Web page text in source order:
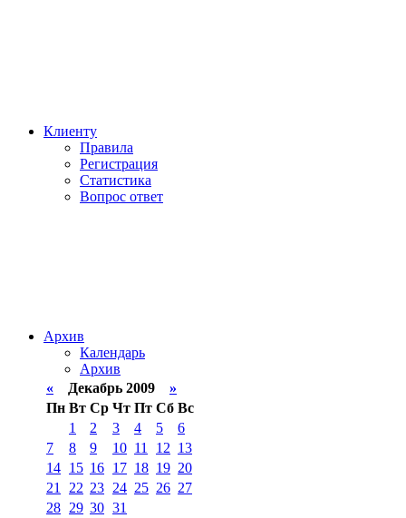
Клиенту
Правила
Регистрация
Статистика
Вопрос ответ
Архив
Календарь
Архив
« Декабрь 2009 »
Пн Вт Ср Чт Пт Сб Вс
1
2 3 4 5
6
7
8 9 10 11 12 13
14 15 16 17 18 19 20
21
22 23 24 25 26 27
28 29 30 31